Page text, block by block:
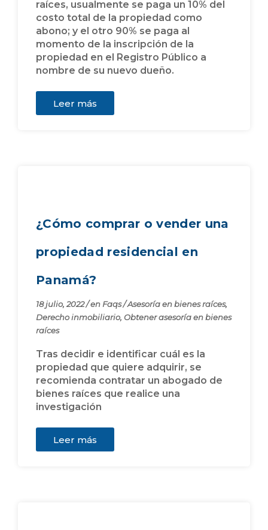
raíces, usualmente se paga un 10% del
costo total de la propiedad como
abono; y el otro 90% se paga al
momento de la inscripción de la
propiedad en el Registro Público a
nombre de su nuevo dueño.
Leer más
¿Cómo comprar o vender una
propiedad residencial en
Panamá?
18 julio, 2022/en Faqs/Asesoría en bienes raíces,
Derecho inmobiliario, Obtener asesoría en bienes
raíces
Tras decidir e identificar cuál es la
propiedad que quiere adquirir, se
recomienda contratar un abogado de
bienes raíces que realice una
investigación
Leer más